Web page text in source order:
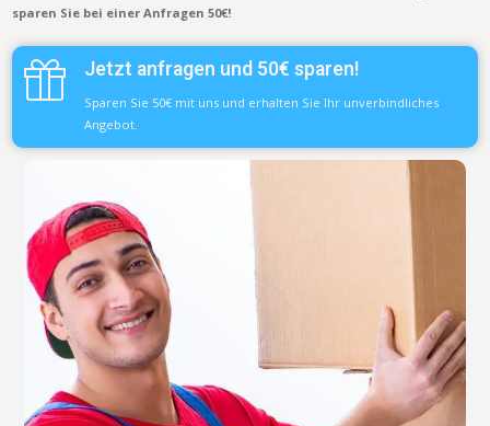
sparen Sie bei einer Anfragen 50€!
Jetzt anfragen und 50€ sparen!
Sparen Sie 50€ mit uns und erhalten Sie Ihr unverbindliches
Angebot.